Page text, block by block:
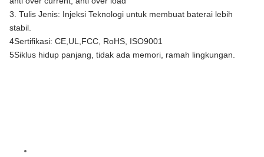
3. Tulis Jenis: Injeksi Teknologi untuk membuat baterai lebih
stabil.
4Sertifikasi: CE,UL,FCC, RoHS, ISO9001
5Siklus hidup panjang, tidak ada memori, ramah lingkungan.